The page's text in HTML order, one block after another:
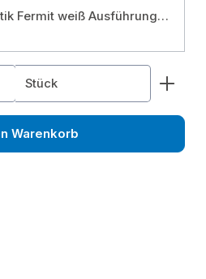
Fermit 250g Plastik Fermit weiß Ausführung: 250g
den gewünschten Wert
Stück
Warenkorb